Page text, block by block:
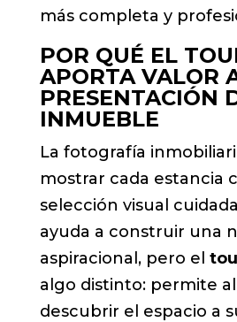
más completa y
POR QUÉ EL
APORTA VALOR
PRESENTACIÓN
INMUEBLE
La fotografía
mostrar cada estancia
selección visual
ayuda a construir una
aspiracional, pero el
algo distinto: permite
descubrir el espacio a